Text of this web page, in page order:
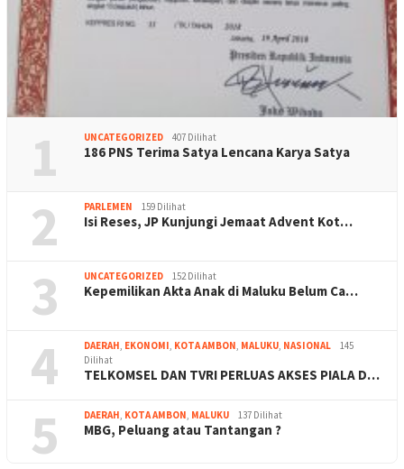
1 UNCATEGORIZED 407 Dilihat
186 PNS Terima Satya Lencana Karya Satya
2 PARLEMEN 159 Dilihat
Isi Reses, JP Kunjungi Jemaat Advent Kot…
3 UNCATEGORIZED 152 Dilihat
Kepemilikan Akta Anak di Maluku Belum Ca…
4 DAERAH EKONOMI KOTA AMBON MALUKU NASIONAL
145
Dilihat
TELKOMSEL DAN TVRI PERLUAS AKSES PIALA D…
5 DAERAH KOTA AMBON MALUKU 137 Dilihat
MBG, Peluang atau Tantangan ?